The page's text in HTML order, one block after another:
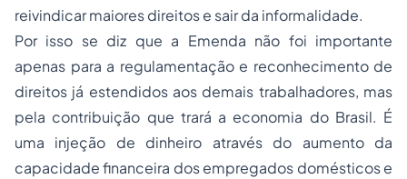
reivindicar maiores direitos e sair da informalidade.
Por isso se diz que a Emenda não foi importante
apenas para a regulamentação e reconhecimento de
direitos já estendidos aos demais trabalhadores, mas
pela contribuição que trará a economia do Brasil. É
uma injeção de dinheiro através do aumento da
capacidade financeira dos empregados domésticos e